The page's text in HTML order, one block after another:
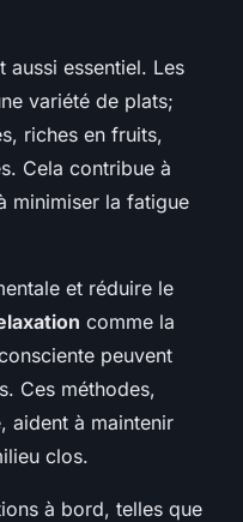
aussi essentiel. Les
variété de plats;
riches en fruits,
Cela contribue à
minimiser la fatigue
et réduire le
comme la
peuvent
Ces méthodes,
aident à maintenir
clos.
à bord, telles que